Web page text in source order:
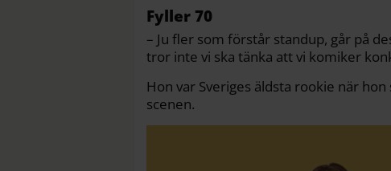
Fyller 70
– Ju fler som förstår standup, går på
tror inte vi ska tänka att vi komiker
Hon var Sveriges äldsta rookie när
scenen.